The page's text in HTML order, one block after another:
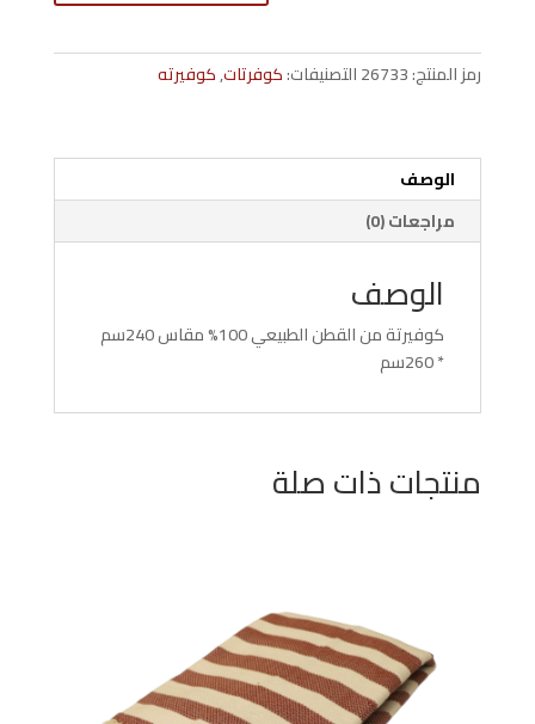
رمز المنتج:26733التصنيفات:كوفرتات,كوفيرته
الوصف
مراجعات (0)
الوصف
كوفيرتة من القطن الطبيعي 100% مقاس 240سم
* 260سم
منتجات ذات صلة